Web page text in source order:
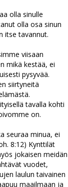
olla sinulle
olla osa sinun
itse tavannut.
viisaan
mikä kestää, ei
pysyvää.
siirtyneitä
tavalla kohti
on.
seuraa minua, ei
8:12) Kynttilät
jokaisen meidän
vuodet,
laulun taivainen
maailmaan ja